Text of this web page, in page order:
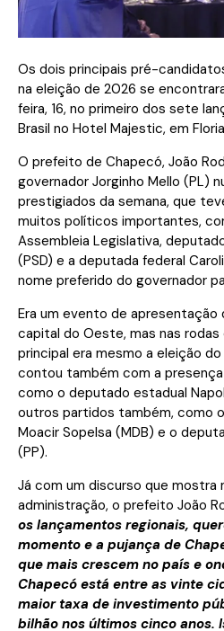
Os dois principais pré-
na eleição de 2026 se
feira, 16, no primeiro dos sete
Brasil no Hotel Majestic, em
O prefeito de Chapecó, João
governador Jorginho Mello (PL)
prestigiados da semana, que
muitos políticos importantes,
Assembleia Legislativa,
(PSD) e a deputada federal
nome preferido do governador
Era um evento de apresentação
capital do Oeste, mas nas
principal era mesmo a eleição
contou também com a
como o deputado estadual
outros partidos também, como
Moacir Sopelsa (MDB) e o
(PP).
Já com um discurso que mostra
administração, o prefeito João
os lançamentos regionais,
momento e a pujança de
que mais crescem no país e
Chapecó está entre as vinte
maior taxa de investimento
bilhão nos últimos cinco anos.